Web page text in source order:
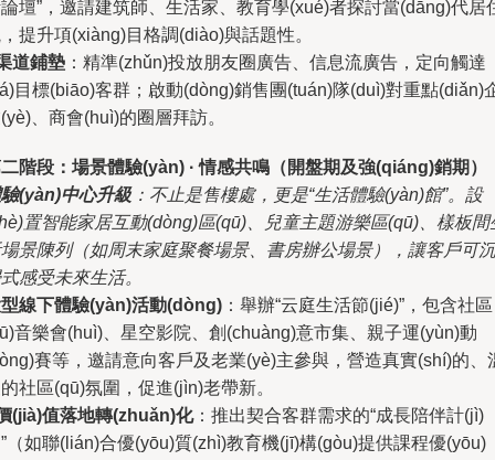
壇”，邀請建筑師、生活家、教育學(xué)者探討當(dāng)代居
提升項(xiàng)目格調(diào)與話題性。
道鋪墊 ：精準(zhǔn)投放朋友圈廣告、信息流廣告，定向觸達
目標(biāo)客群；啟動(dòng)銷售團(tuán)隊(duì)對重點(diǎn)
、商會(huì)的圈層拜訪。
階段：場景體驗(yàn) · 情感共鳴（開盤期及強(qiáng)銷期）
(yàn)中心升級 ：不止是售樓處，更是“生活體驗(yàn)館”。設
置智能家居互動(dòng)區(qū)、兒童主題游樂區(qū)、樣板間
景陳列（如周末家庭聚餐場景、書房辦公場景），讓客戶可沉
感受未來生活。
線下體驗(yàn)活動(dòng) ：舉辦“云庭生活節(jié)”，包含社區
音樂會(huì)、星空影院、創(chuàng)意市集、親子運(yùn)動
賽等，邀請意向客戶及老業(yè)主參與，營造真實(shí)的、
社區(qū)氛圍，促進(jìn)老帶新。
(jià)值落地轉(zhuǎn)化：推出契合客群需求的“成長陪伴計(jì)
（如聯(lián)合優(yōu)質(zhì)教育機(jī)構(gòu)提供課程優(yōu)